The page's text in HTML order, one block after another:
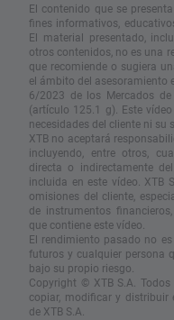
El contenido que se
fines informativos,
El material presentado,
otros contenidos, no es una
que recomiende o sugiera
el ámbito del asesoramiento
6/2023 de los Mercados
(artículo 125.1 g). Este
necesidades del cliente ni
XTB no aceptará
incluyendo, entre otros,
directa o indirectamente
incluida en este vídeo. XTB
omisiones del cliente,
de instrumentos
que contiene este vídeo.
El rendimiento pasado no
futuros y cualquier persona
bajo su propio riesgo.
Copyright © XTB S.A.
copiar, modificar y distribuir
de XTB S.A.